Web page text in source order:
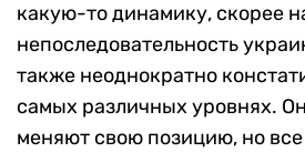
какую-то динамику, скорее
непоследовательность
также неоднократно
самых различных уровнях.
меняют свою позицию, но